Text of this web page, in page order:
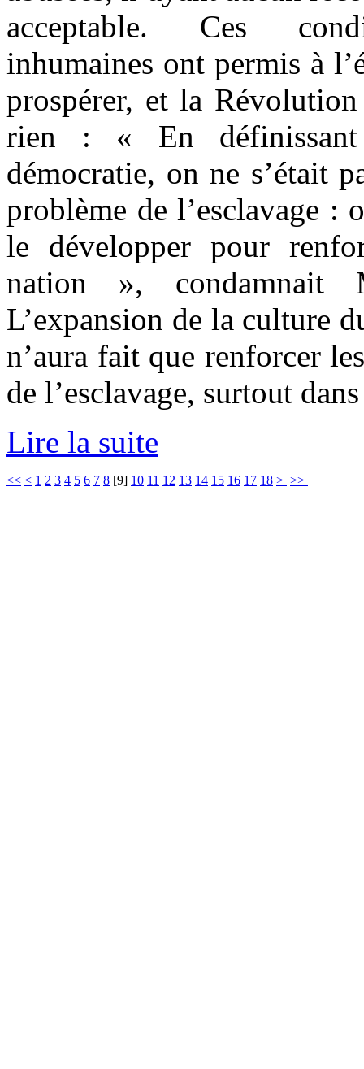
acceptable. Ces
inhumaines ont permis à
prospérer, et la
rien : « En
démocratie, on ne s’était
problème de l’esclavage :
le développer pour
nation », condamnait
L’expansion de la culture
n’aura fait que renforcer
de l’esclavage, surtout
Lire la suite
<< < 1 2 3 4 5 6 7 8 [9] 10 11 12 13 14 15 16 17 18 > >>